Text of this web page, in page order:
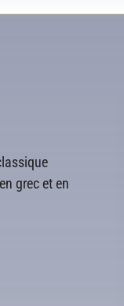
grec et en